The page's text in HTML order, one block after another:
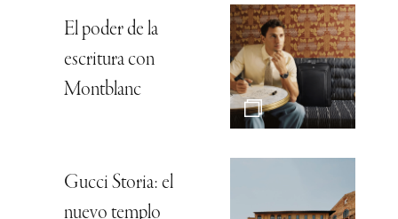
El poder de la
escritura con
Montblanc
Gucci Storia: el
nuevo templo